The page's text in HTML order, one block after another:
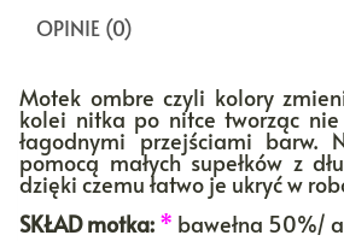
OPINIE (0)
Motek ombre czyli kolory
kolei nitka po nitce tworząc
łagodnymi przejściami barw.
pomocą małych supełków z
dzięki czemu łatwo je ukryć w
SKŁAD motka: * bawełna 50%/